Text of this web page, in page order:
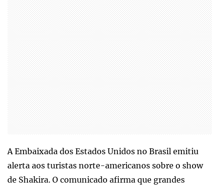
A Embaixada dos Estados Unidos no Brasil emitiu
alerta aos turistas norte-americanos sobre o show
de Shakira. O comunicado afirma que grandes